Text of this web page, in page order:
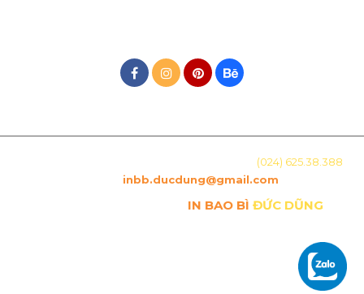
(024) 625.38.388
inbb.ducdung@gmail.com
IN BAO BÌ ĐỨC DŨNG